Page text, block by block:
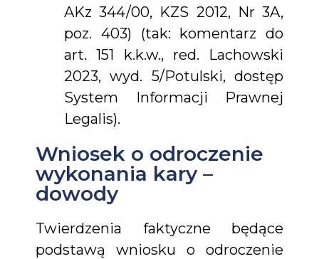
AKz 344/00, KZS 2012, Nr 3A,
poz. 403) (tak: komentarz do
art. 151 k.k.w., red. Lachowski
2023, wyd. 5/Potulski, dostęp
System Informacji Prawnej
Legalis).
Wniosek o odroczenie
wykonania kary –
dowody
Twierdzenia faktyczne będące
podstawą wniosku o odroczenie